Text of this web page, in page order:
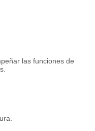
las funciones de